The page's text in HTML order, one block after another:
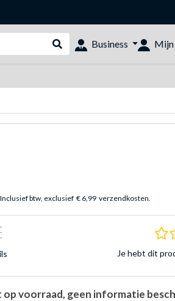
Webshop doorzoeken
Business Mijn
Inclusief btw, exclusief € 6,99 verzendkosten.
Je hebt dit
op voorraad, geen informatie